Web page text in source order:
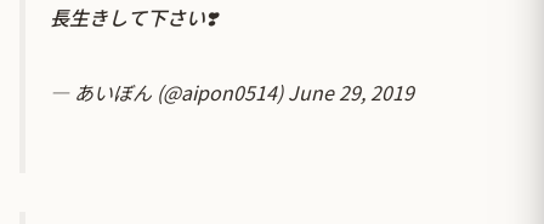
長生きして下さい❣️
— あいぼん (@aipon0514)June 29, 2019